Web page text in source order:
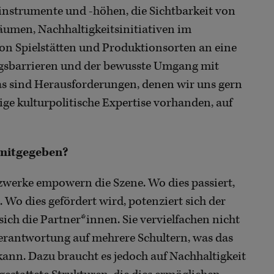
und -höhen, die Sichtbarkeit von
Nachhaltigkeitsinitiativen im
Spielstätten und Produktionsorten an eine
und der bewusste Umgang mit
sind Herausforderungen, denen wir uns gern
kulturpolitische Expertise vorhanden, auf
empowern die Szene. Wo dies passiert,
Wo dies gefördert wird, potenziert sich der
die Partner*innen. Sie vervielfachen nicht
auf mehrere Schultern, was das
Dazu braucht es jedoch auf Nachhaltigkeit